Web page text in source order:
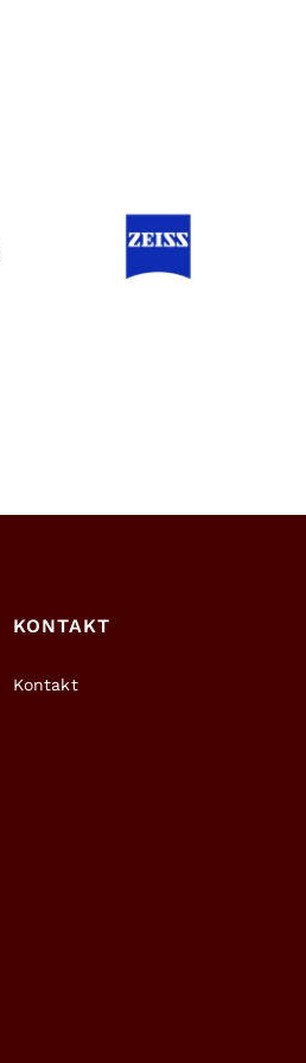
Fördermitglied:
Signum
/ Marke DISA
KONTAKT
Kontakt